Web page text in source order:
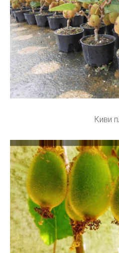
Киви